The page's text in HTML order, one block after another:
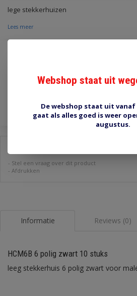
lege stekkerhuizen
Lees meer
- Stel een vraag over dit product
- Afdrukken
Informatie Reviews (0)
HCM6B 6 polig zwart 10 stuks
leeg stekkerhuis 6 polig zwart voor
Webshop staat uit
De webshop staat uit vanaf
gaat als alles goed is weer
augustus.